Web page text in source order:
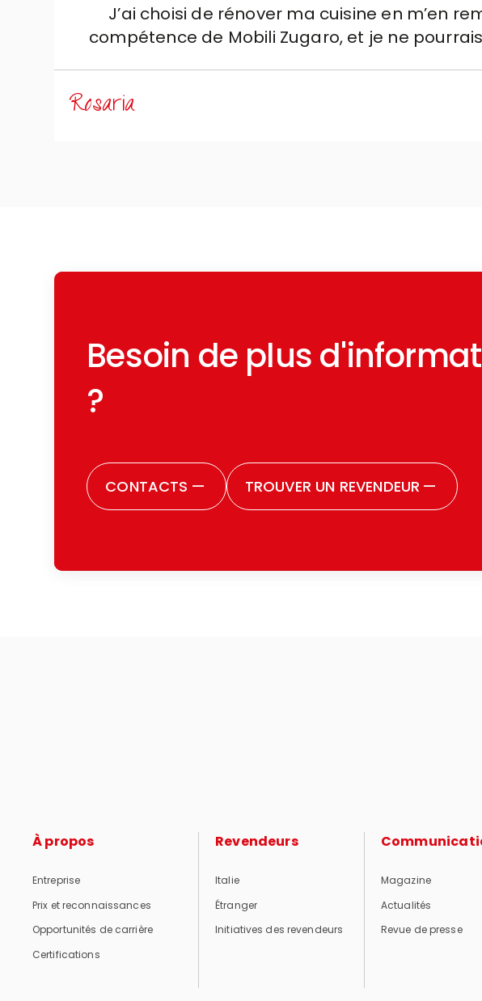
J’ai choisi de rénover ma cuisine en m’en
compétence de Mobili Zugaro, et je ne
une année entière avec patience,
Rosaria
Besoin de plus
?
CONTACTS — TROUVER UN REVENDEUR —
À propos
Entreprise
Prix et reconnaissances
Opportunités de carrière
Certifications
Revendeurs
Italie
Étranger
Initiatives des revendeurs
Magazine
Actualités
Revue de presse